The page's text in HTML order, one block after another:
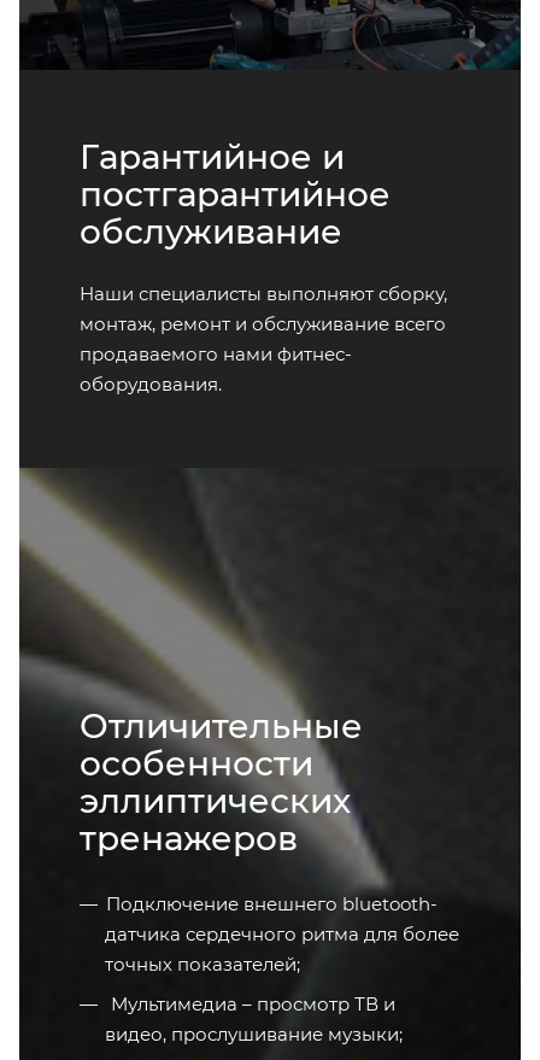
Гарантийное и
постгарантийное
обслуживание
Наши специалисты выполняют сборку,
монтаж, ремонт и обслуживание всего
продаваемого нами фитнес-
оборудования.
Отличительные
особенности
эллиптических
тренажеров
Подключение внешнего bluetooth-
датчика сердечного ритма для более
точных показателей;
Мультимедиа – просмотр ТВ и
видео, прослушивание музыки;